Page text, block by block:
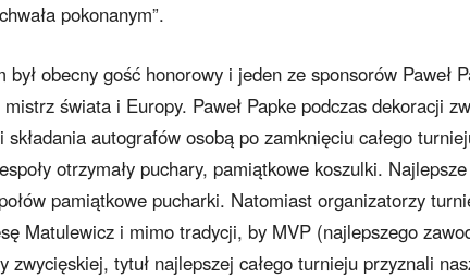
pokonanym”.
był obecny gość honorowy i jeden ze sponsorów Paweł
świata i Europy. Paweł Papke podczas dekoracji
autografów osobą po zamknięciu całego
otrzymały puchary, pamiątkowe koszulki.
pamiątkowe pucharki. Natomiast organizatorzy
Matulewicz i mimo tradycji, by MVP (najlepszego
zwycięskiej, tytuł najlepszej całego turnieju przyznali